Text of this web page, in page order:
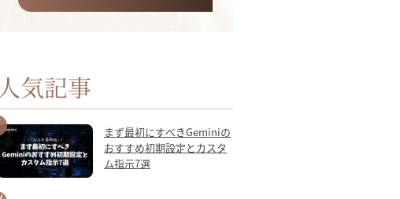
人気記事
まず最初にすべきGeminiの
おすすめ初期設定とカスタ
ム指示7選